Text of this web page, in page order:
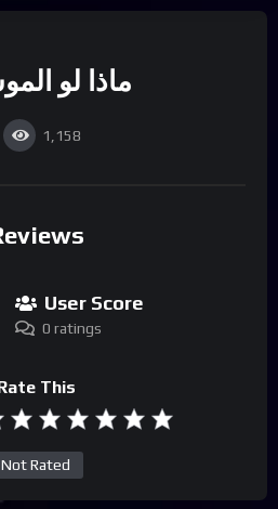
ماذا لو
1,158
User Score
0 ratings
This
Not Rated